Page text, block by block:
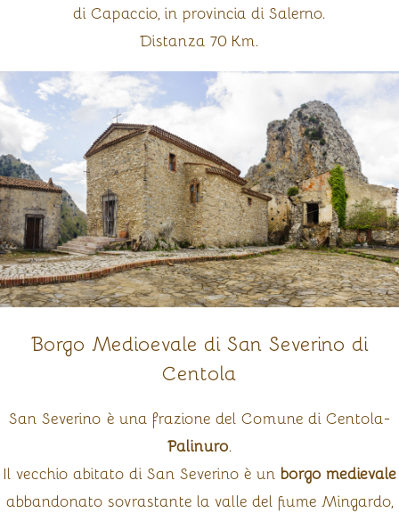
di Capaccio, in provincia di Salerno.
Distanza 70 Km.
Borgo Medioevale di San Severino di
Centola
San Severino è una frazione del Comune di Centola-
Palinuro.
Il vecchio abitato di San Severino è un borgo medievale
abbandonato sovrastante la valle del fiume Mingardo,